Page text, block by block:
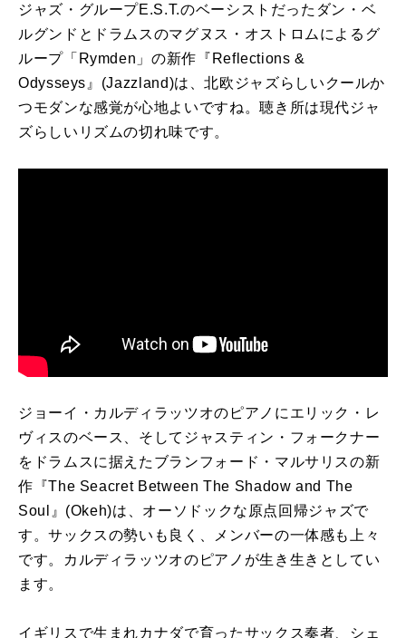
ジャズ・グループE.S.T.のベーシストだったダン・ベ
ルグンドとドラムスのマグヌス・オストロムによるグ
ループ「Rymden」の新作『Reflections &
Odysseys』(Jazzland)は、北欧ジャズらしいクールか
つモダンな感覚が心地よいですね。聴き所は現代ジャ
ズらしいリズムの切れ味です。
ジョーイ・カルディラッツオのピアノにエリック・レ
ヴィスのベース、そしてジャスティン・フォークナー
をドラムスに据えたブランフォード・マルサリスの新
作『The Seacret Between The Shadow and The
Soul』(Okeh)は、オーソドックな原点回帰ジャズで
す。サックスの勢いも良く、メンバーの一体感も上々
です。カルディラッツオのピアノが生き生きとしてい
ます。
イギリスで生まれカナダで育ったサックス奏者、シェ